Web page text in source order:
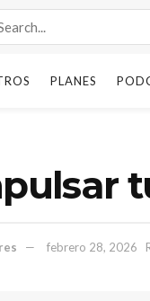
PLANES
febrero 28, 2026